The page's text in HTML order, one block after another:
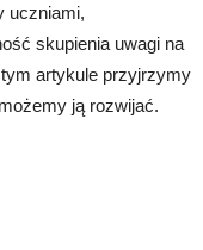
uczniami,
skupienia uwagi na
artykule przyjrzymy
ją rozwijać.